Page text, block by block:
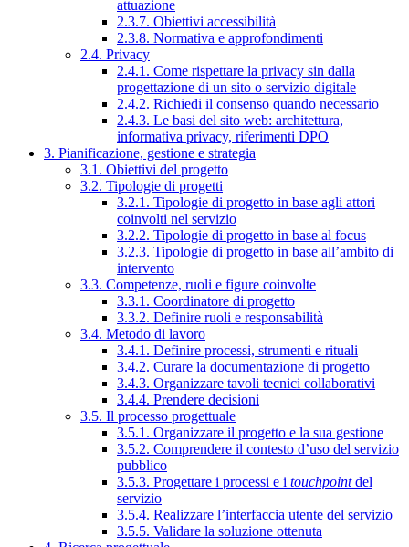
attuazione
2.3.7. Obiettivi accessibilità
2.3.8. Normativa e approfondimenti
2.4. Privacy
2.4.1. Come rispettare la privacy sin dalla
progettazione di un sito o servizio digitale
2.4.2. Richiedi il consenso quando necessario
2.4.3. Le basi del sito web: architettura,
informativa privacy, riferimenti DPO
3. Pianificazione, gestione e strategia
3.1. Obiettivi del progetto
3.2. Tipologie di progetti
3.2.1. Tipologie di progetto in base agli attori
coinvolti nel servizio
3.2.2. Tipologie di progetto in base al focus
3.2.3. Tipologie di progetto in base all’ambito di
intervento
3.3. Competenze, ruoli e figure coinvolte
3.3.1. Coordinatore di progetto
3.3.2. Definire ruoli e responsabilità
3.4. Metodo di lavoro
3.4.1. Definire processi, strumenti e rituali
3.4.2. Curare la documentazione di progetto
3.4.3. Organizzare tavoli tecnici collaborativi
3.4.4. Prendere decisioni
3.5. Il processo progettuale
3.5.1. Organizzare il progetto e la sua gestione
3.5.2. Comprendere il contesto d’uso del servizio
pubblico
3.5.3. Progettare i processi e i touchpointdel
servizio
3.5.4. Realizzare l’interfaccia utente del servizio
3.5.5. Validare la soluzione ottenuta